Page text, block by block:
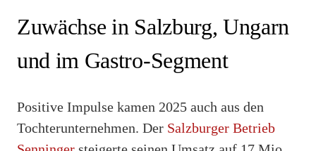
Zuwächse in Salzburg, Ungarn
und im Gastro-Segment
Positive Impulse kamen 2025 auch aus den
Tochterunternehmen. Der Salzburger Betrieb